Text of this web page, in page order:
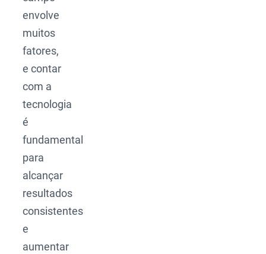
envolve
muitos
fatores,
e contar
com a
tecnologia
é
fundamental
para
alcançar
resultados
consistentes
e
aumentar